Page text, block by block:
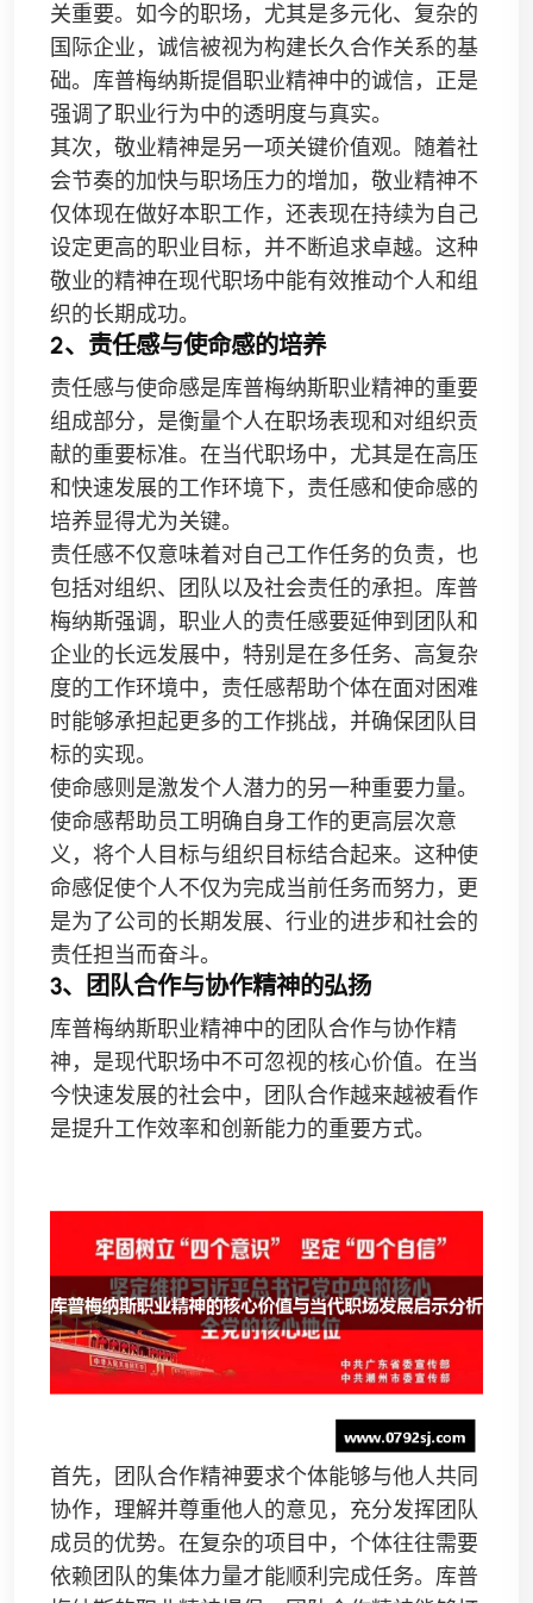
关重要。如今的职场，尤其是多元化、复杂的
国际企业，诚信被视为构建长久合作关系的基
础。库普梅纳斯提倡职业精神中的诚信，正是
强调了职业行为中的透明度与真实。
其次，敬业精神是另一项关键价值观。随着社
会节奏的加快与职场压力的增加，敬业精神不
仅体现在做好本职工作，还表现在持续为自己
设定更高的职业目标，并不断追求卓越。这种
敬业的精神在现代职场中能有效推动个人和组
织的长期成功。
2、责任感与使命感的培养
责任感与使命感是库普梅纳斯职业精神的重要
组成部分，是衡量个人在职场表现和对组织贡
献的重要标准。在当代职场中，尤其是在高压
和快速发展的工作环境下，责任感和使命感的
培养显得尤为关键。
责任感不仅意味着对自己工作任务的负责，也
包括对组织、团队以及社会责任的承担。库普
梅纳斯强调，职业人的责任感要延伸到团队和
企业的长远发展中，特别是在多任务、高复杂
度的工作环境中，责任感帮助个体在面对困难
时能够承担起更多的工作挑战，并确保团队目
标的实现。
使命感则是激发个人潜力的另一种重要力量。
使命感帮助员工明确自身工作的更高层次意
义，将个人目标与组织目标结合起来。这种使
命感促使个人不仅为完成当前任务而努力，更
是为了公司的长期发展、行业的进步和社会的
责任担当而奋斗。
3、团队合作与协作精神的弘扬
库普梅纳斯职业精神中的团队合作与协作精
神，是现代职场中不可忽视的核心价值。在当
今快速发展的社会中，团队合作越来越被看作
是提升工作效率和创新能力的重要方式。
首先，团队合作精神要求个体能够与他人共同
协作，理解并尊重他人的意见，充分发挥团队
成员的优势。在复杂的项目中，个体往往需要
依赖团队的集体力量才能顺利完成任务。库普